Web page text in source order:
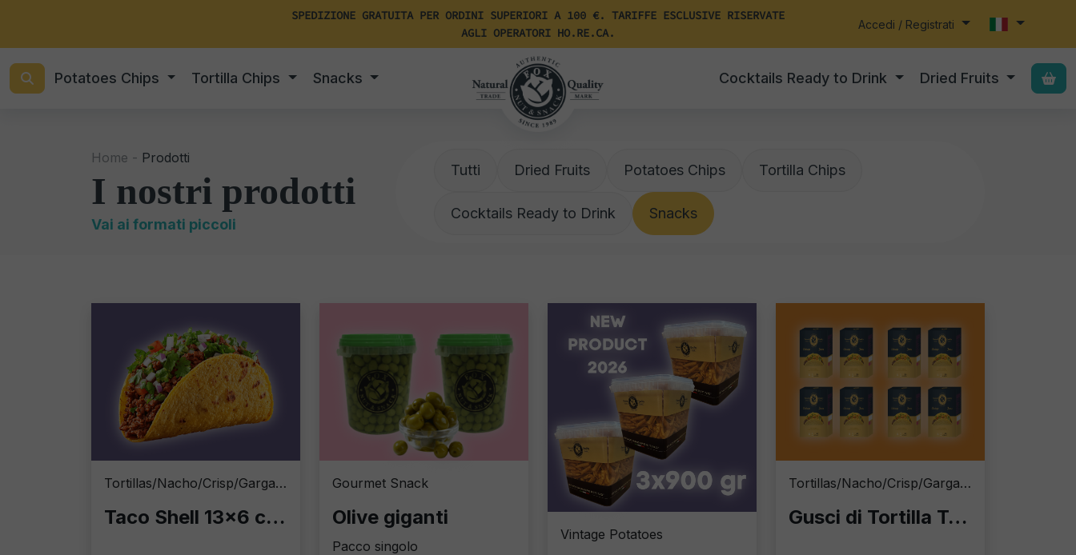
SPEDIZIONE GRATUITA PER ORDINI SUPERIORI A 100 €. TARIFFE ESCLUSIVE RISERVATE
AGLI OPERATORI HO.RE.CA.
Accedi / Registrati
Potatoes Chips Tortilla Chips Snacks Cocktails Ready to Drink Dried Fruits
Home - Prodotti
I nostri prodotti
Vai ai formati piccoli
Tutti Dried Fruits Potatoes Chips Tortilla Chips
Cocktails Ready to Drink Snacks
Tortillas/Nacho/Crisp/Garganelli
Taco Shell 13x6 cm – Formato Risparmio: 5 Buste da 20 pz (100 Taco Shells Totali)
Gourmet Snack
Olive giganti
Pacco singolo
Vintage Potatoes
Tortillas/Nacho/Crisp/Garganelli
Gusci di Tortilla Taco Shell 13x6 cm | Stock 8 Confezioni da 20 pz | Fornitura HoReCa Fox Italia